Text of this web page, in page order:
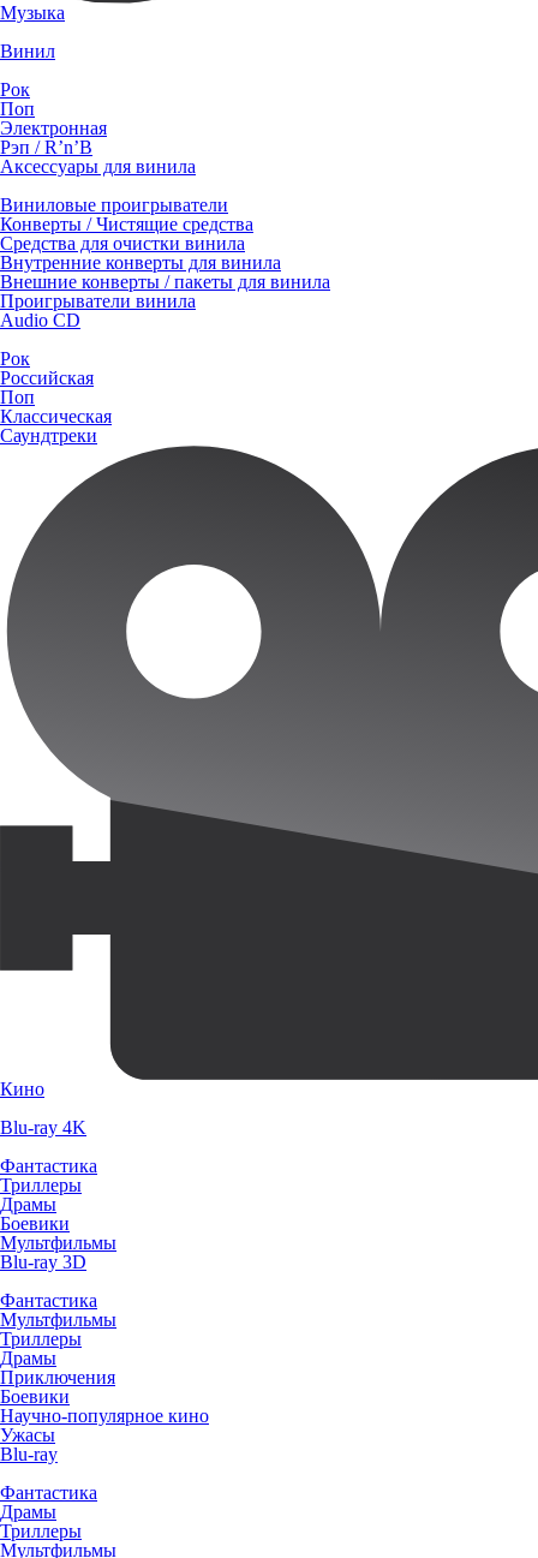
Музыка
Винил
Рок
Поп
Электронная
Рэп / R’n’B
Аксессуары для винила
Виниловые проигрыватели
Конверты / Чистящие средства
Средства для очистки винила
Внутренние конверты для винила
Внешние конверты / пакеты для винила
Проигрыватели винила
Audio CD
Рок
Российская
Поп
Классическая
Саундтреки
Кино
Blu-ray 4K
Фантастика
Триллеры
Драмы
Боевики
Мультфильмы
Blu-ray 3D
Фантастика
Мультфильмы
Триллеры
Драмы
Приключения
Боевики
Научно-популярное кино
Ужасы
Blu-ray
Фантастика
Драмы
Триллеры
Мультфильмы